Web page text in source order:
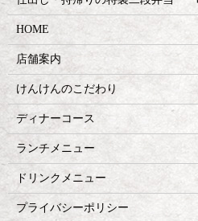
HOME
店舗案内
けんけんのこだわり
ディナーコース
ランチメニュー
ドリンクメニュー
プライバシーポリシー